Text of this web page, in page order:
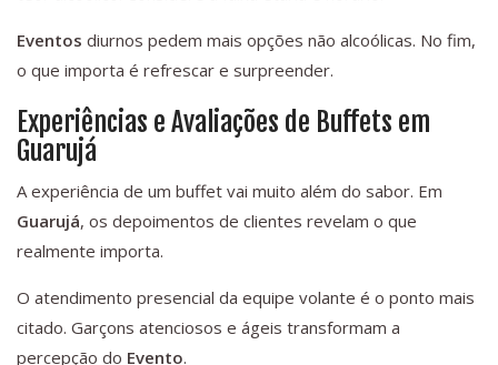
Eventos diurnos pedem mais opções não alcoólicas. No fim,
o que importa é refrescar e surpreender.
Experiências e Avaliações de Buffets em
Guarujá
A experiência de um buffet vai muito além do sabor. Em
Guarujá, os depoimentos de clientes revelam o que
realmente importa.
O atendimento presencial da equipe volante é o ponto mais
citado. Garçons atenciosos e ágeis transformam a
percepção do Evento.